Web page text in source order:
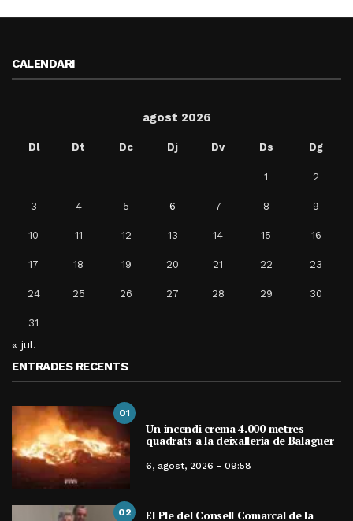
CALENDARI
agost 2026
Dl Dt Dc Dj Dv Ds Dg
1 2
3 4 5 6 7 8 9
10 11 12 13 14 15 16
17 18 19 20 21 22 23
24 25 26 27 28 29 30
31
« jul.
ENTRADES RECENTS
01
Un incendi crema 4.000 metres
quadrats a la deixalleria de Balaguer
6, agost, 2026 - 09:58
02 El Ple del Consell Comarcal de la